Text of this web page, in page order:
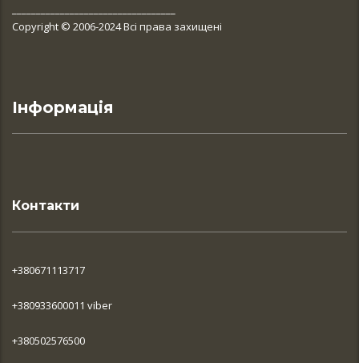
Copyright © 2006-2024 Всі права захищені
Інформація
Контакти
+380671113717
+380933600011 viber
+380502576500